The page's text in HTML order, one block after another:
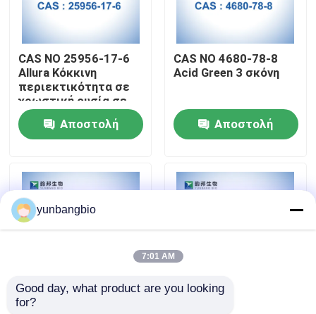
Γύρος εργοστασίων
Ποιοτικός έλεγχος
Μας ελάτε σε επαφή με
Ειδήσεις
Περιπτώσεις
βιολογικοί απομονωτές
βιοχημικά αντιδραστήρια
CAS NO 25956-17-6
Allura Κόκκινη
περιεκτικότητα σε
χρωστική ουσία σε
σκόνη AC 80%
Αποστολή
CAS NO 4680-78-8
Acid Green 3 σκόνη
Αποστολή
Allura Κόκκινη AC
yunbangbio
7:01 AM
Good day, what product are you looking
for?